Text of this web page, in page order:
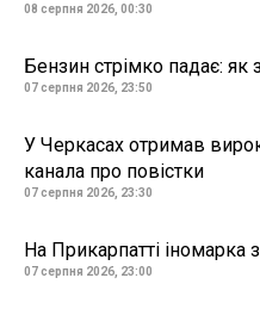
08 серпня 2026, 00:30
Бензин стрімко падає: як
07 серпня 2026, 23:50
У Черкасах отримав
канала про повістки
07 серпня 2026, 23:30
На Прикарпатті іномарка
07 серпня 2026, 23:00